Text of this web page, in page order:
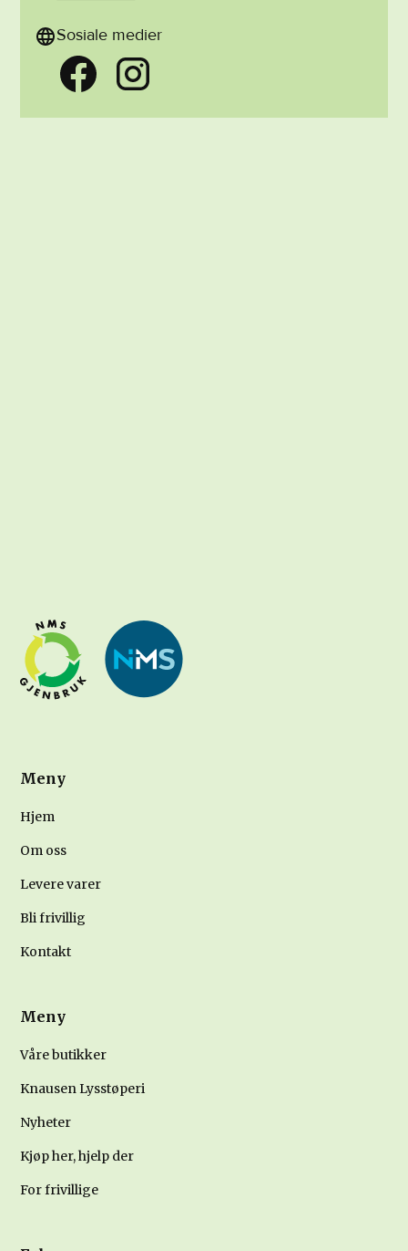
Sosiale medier
Meny
Hjem
Om oss
Levere varer
Bli frivillig
Kontakt
Meny
Våre butikker
Knausen Lysstøperi
Nyheter
Kjøp her, hjelp der
For frivillige